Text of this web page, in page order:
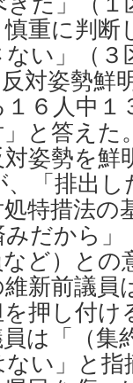
慎重に判
い」（
対姿勢
６人中１
と答えた
対姿勢を
「排出
特措法の
だから」
など）と
新前議員
押し付
は「（集
い」と指